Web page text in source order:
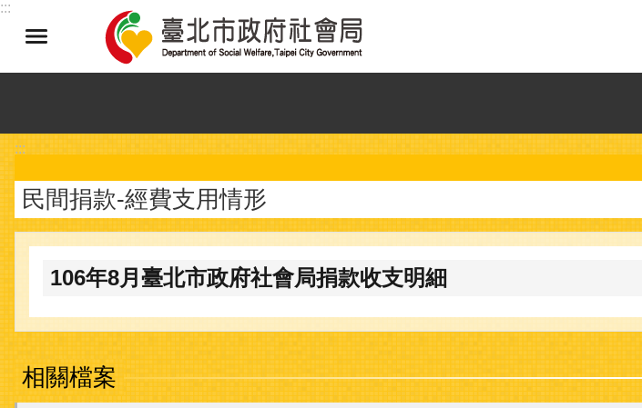
跳到主要內容區塊
:::
:::
民間捐款-經費支用情形
106年8月臺北市政府社會局捐款收支明細
相關檔案